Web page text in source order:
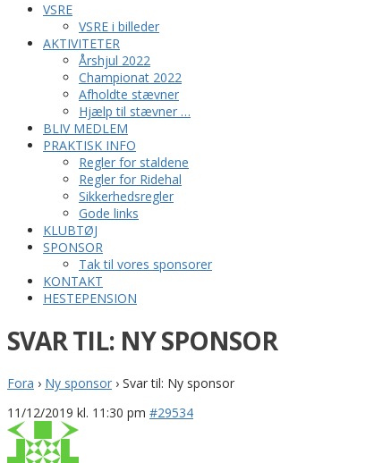
VSRE
VSRE i billeder
AKTIVITETER
Årshjul 2022
Championat 2022
Afholdte stævner
Hjælp til stævner …
BLIV MEDLEM
PRAKTISK INFO
Regler for staldene
Regler for Ridehal
Sikkerhedsregler
Gode links
KLUBTØJ
SPONSOR
Tak til vores sponsorer
KONTAKT
HESTEPENSION
SVAR TIL: NY SPONSOR
Fora › Ny sponsor › Svar til: Ny sponsor
11/12/2019 kl. 11:30 pm #29534